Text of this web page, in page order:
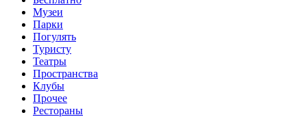
Музеи
Парки
Погулять
Туристу
Театры
Пространства
Клубы
Прочее
Рестораны